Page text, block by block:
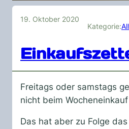
19. Oktober 2020
Kategorie:
Freitags oder samstags
nicht beim
Das hat aber zu Folge